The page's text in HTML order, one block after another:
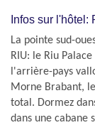
Infos sur
La pointe sud-
RIU: le Riu
l'arrière-pays
Morne Brabant,
total. Dormez
dans une cabane